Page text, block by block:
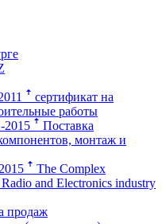
ꜛ сертификат на
работы
ꜛ Поставка
монтаж и
ꜛ The Complex
and Electronics industry
продаж